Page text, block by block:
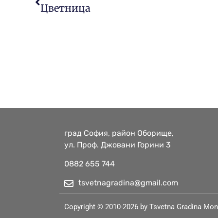
Цветница
град София, район Оборище,
ул. Проф. Джовани Горини 3
0882 655 744​
tsvetnagradina@gmail.com
Copyright © 2010-2026 by Tsvetna Gradina